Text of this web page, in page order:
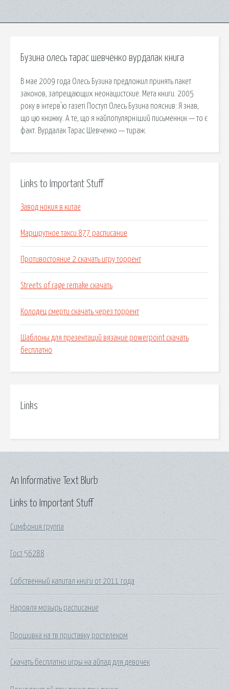
Бузина олесь тарас шевченко вурдалак книга
В мае 2009 года Олесь Бузина предложил принять пакет
законов, запрещающих неонацистские. Мета книги. 2005
року в інтерв'ю газеті Поступ Олесь Бузина пояснив: Я знав,
що цю книжку. А те, що я найпопулярніший письменник — то є
факт. Вурдалак Тарас Шевченко — тираж.
Links to Important Stuff
Завод нокия в китае
Маршрутное такси 877 расписание
Противостояние 2 скачать игру торрент
Streets of rage remake скачать
Колодец смерти скачать через торрент
Шаблоны для презентаций вязание powerpoint скачать
бесплатно
Links
Links to Important Stuff
Симфония группа
Гост 56288
Собственный капитал книги от 2011 года
Наровля мозырь расписание
Прошивка на тв приставку ростелеком
Скачать бесплатно игры на айпад для девочек
An Informative Text Blurb